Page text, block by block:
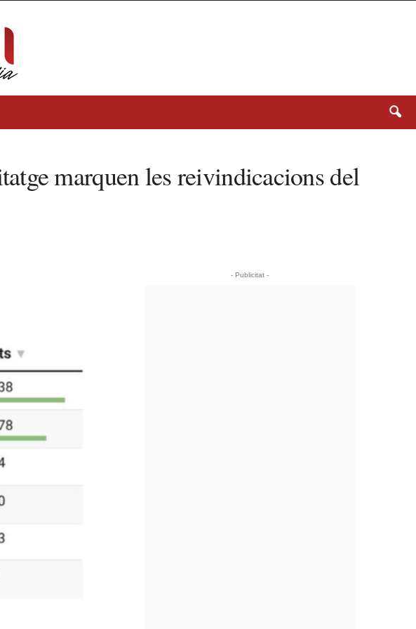
marquen les reivindicacions del
- Publicitat -